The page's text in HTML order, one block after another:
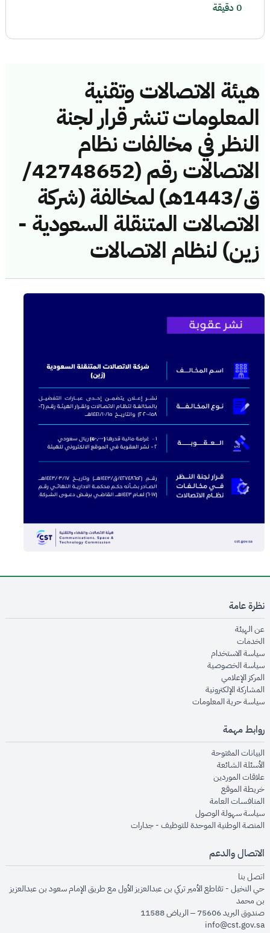
هيئة الاتصالات وتقنية
المعلومات تنشر قرار لجنة
النظر في مخالفات نظام
الاتصالات رقم (42748652/
ق/1443هـ) لمخالفة (شركة
الاتصالات المتنقلة السعودية -
زين) لنظام الاتصالات
0 دقيقة
نظرة عامة
عن الهيئةopens in new window
الخدماتopens in new window
سياسة الاستخدام
سياسة الخصوصيةopens in new window
المركز الإعلاميopens in new window
المشاركة الإلكترونيةopens in new window
سياسة حرية المعلوماتopens in new window
روابط مهمة
البيانات المفتوحةopens in new window
الأسئلة الشائعةopens in new window
علاقات الموردينopens in new window
خريطة الموقعopens in new window
المنافسات العامةopens in new window
سياسة سهولة الوصولopens in new window
المنصة الوطنية الموحدة للتوظيف - جداراتopens in new window
الاتصال والدعم
اتصل بنا
حي النخيل - تقاطع الأمير تركي بن عبدالعزيز الأول مع طريق الإمام سعود بن عبدالعزيز
بن محمد
صندوق البريد 75606 – الرياض 11588
info@cst.gov.sa